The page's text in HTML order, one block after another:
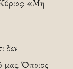
Κύριος: «Μη
δεν
μας. Όποιος